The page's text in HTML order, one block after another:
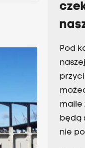
Pod
maile
będą
nie